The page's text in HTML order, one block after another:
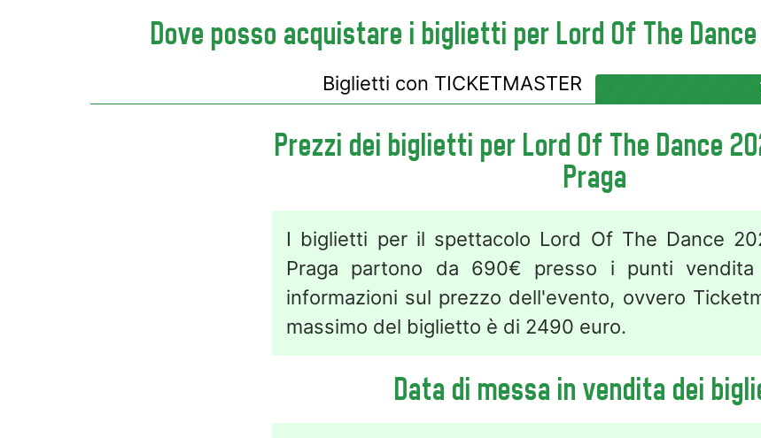
Dove posso acquistare i biglietti per Lord Of The
Biglietti con TICKETMASTER
Prezzi dei biglietti per Lord Of The Dance
Praga
I biglietti per il spettacolo Lord Of The Dance
Praga partono da 690€ presso i punti vendita
informazioni sul prezzo dell'evento, ovvero
massimo del biglietto è di 2490 euro.
Data di messa in vendita dei